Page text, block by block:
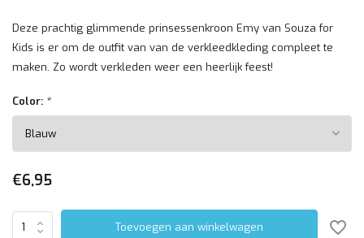
Deze prachtig glimmende prinsessenkroon Emy van Souza for
Kids is er om de outfit van van de verkleedkleding compleet te
maken. Zo wordt verkleden weer een heerlijk feest!
Color: *
€6,95
Toevoegen aan winkelwagen